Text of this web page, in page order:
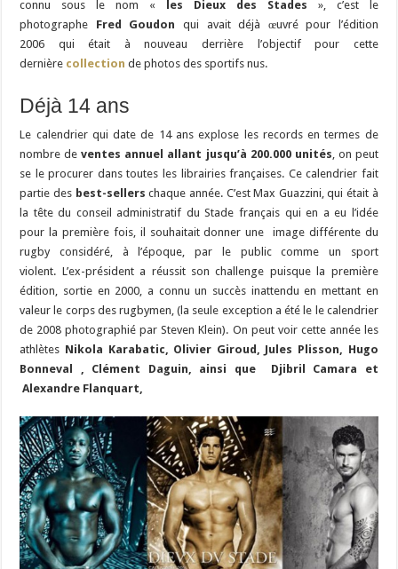
connu sous le nom « les Dieux des Stades », c’est le
photographe Fred Goudon qui avait déjà œuvré pour l’édition
2006 qui était à nouveau derrière l’objectif pour cette
dernière collection de photos des sportifs nus.
Déjà 14 ans
Le calendrier qui date de 14 ans explose les records en termes de
nombre deventes annuel allant jusqu’à 200.000 unités, on peut
se le procurer dans toutes les librairies françaises. Ce calendrier fait
partie desbest-sellerschaque année. C’est Max Guazzini, qui était à
la tête du conseil administratif du Stade français qui en a eu l’idée
pour la première fois, il souhaitait donner une image différente du
rugby considéré, à l’époque, par le public comme un sport
violent. L’ex-président a réussit son challenge puisque la première
édition, sortie en 2000, a connu un succès inattendu en mettant en
valeur le corps des rugbymen, (la seule exception a été le le calendrier
de 2008 photographié par Steven Klein). On peut voir cette année les
athlètes Nikola Karabatic, Olivier Giroud, Jules Plisson, Hugo
Bonneval , Clément Daguin, ainsi que Djibril Camara et
Alexandre Flanquart,